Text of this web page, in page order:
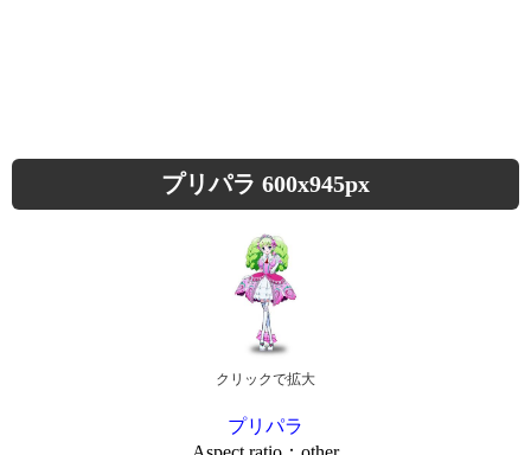
プリパラ 600x945px
クリックで拡大
プリパラ